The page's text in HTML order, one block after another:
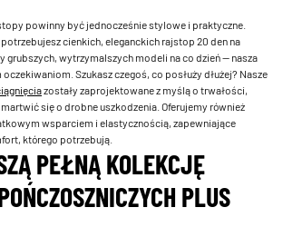
powinny być jednocześnie stylowe i praktyczne.
cienkich, eleganckich rajstop 20 den na
grubszych, wytrzymalszych modeli na co dzień — nasza
Szukasz czegoś, co posłuży dłużej? Nasze
zostały zaprojektowane z myślą o trwałości,
się o drobne uszkodzenia. Oferujemy również
wsparciem i elastycznością, zapewniające
którego potrzebują.
PEŁNĄ KOLEKCJĘ
PLUS